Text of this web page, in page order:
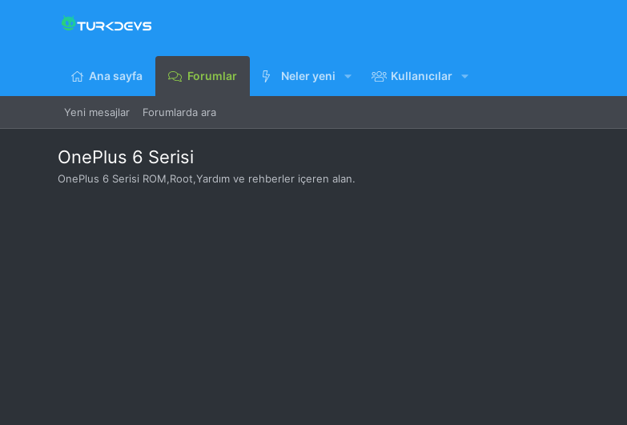
Ana sayfa Forumlar Neler yeni Kullanıcılar
Yeni mesajlar Forumlarda ara
OnePlus 6 Serisi
OnePlus 6 Serisi ROM,Root,Yardım ve rehberler içeren alan.